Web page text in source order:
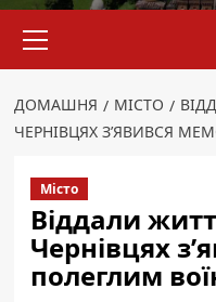
меню
ДОМАШНЯ МІСТО
ЧЕРНІВЦЯХ З’ЯВИВСЯ
Місто
Віддали
Чернівцях
полеглим